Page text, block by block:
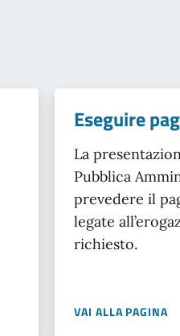
Eseguire
La
Pubblica
prevedere il
legate
richiesto.
VAI ALLA PAGINA